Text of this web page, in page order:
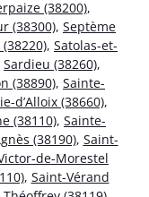
(38200),
(38300), Septème
, Satolas-et-
Sardieu (38260),
(38890), Sainte-
d’Alloix (38660),
(38110), Sainte-
(38190), Saint-
de-Morestel
, Saint-Vérand